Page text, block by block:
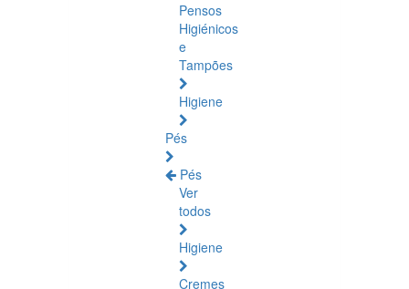
Pensos
Higiénicos
e
Tampões
Higiene
Pés
Pés
Ver
todos
Higiene
Cremes